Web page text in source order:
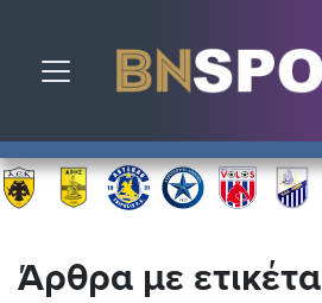
Toggle navigation
Άρθρα με ετικέτα